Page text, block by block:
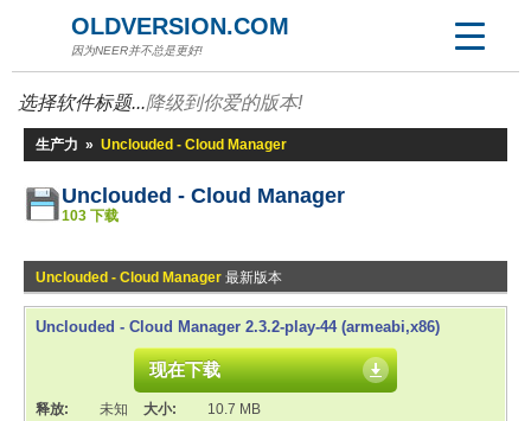
OLDVERSION.COM
因为NEER并不总是更好!
选择软件标题...降级到你爱的版本!
生产力 » Unclouded - Cloud Manager
Unclouded - Cloud Manager
103 下载
Unclouded - Cloud Manager 最新版本
Unclouded - Cloud Manager 2.3.2-play-44 (armeabi,x86)
现在下载
释放: 未知 大小:
10.7 MB